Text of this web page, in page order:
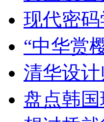
现代密
“中华赏
清华设
盘点韩